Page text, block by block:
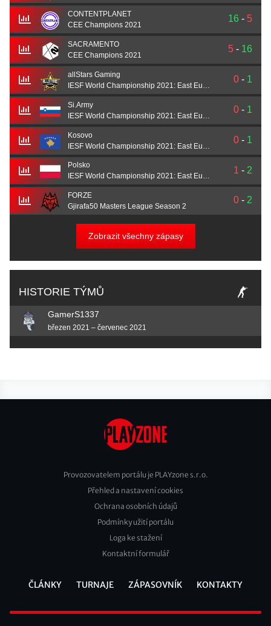
CONTENTPLANET
CEE Champions 2021
16 - 5
SACRAMENTO
CEE Champions 2021
5 - 16
allStars Gaming
IESF World Championship 2021: East Europe
0 - 1
Si.Army
0 - 1
Kosovo
0 - 1
Polsko
IESF World Championship 2021: East Europe
1 - 2
FORZE
Gjirafa50 Masters League Season 2
0 - 2
Zobrazit všechny zápasy
HISTORIE TÝMŮ
GamerS1337
březen 2021 – červenec 2021
Footer
Provozovatelem portálu je PLAYzone s.r.o.
Přehled a nastavení cookies
Ochrana osobních údajů
Podmínky užití portálu
Loga ke stažení
Kontaktní formulář
ČLÁNKY TURNAJE ZÁPASOVNÍK KONTAKTY